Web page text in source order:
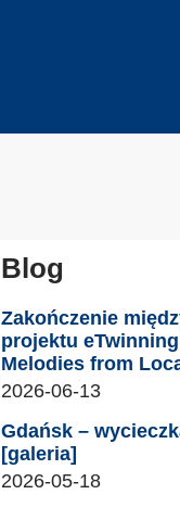
Blog
Zakończenie
projektu
Melodies from
2026-06-13
Gdańsk –
[galeria]
2026-05-18